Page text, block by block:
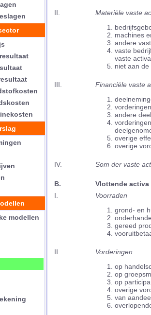
modellen
II.
Materiële vaste
machines
andere
vaste
vaste activa
niet aan
III.
Financiële vaste
andere
overige
overige
IV. Som der vaste
B.
Vlottende activa
I.
Voorraden
grond- en
gereed
II.
Vorderingen
op
op
op
overige
van